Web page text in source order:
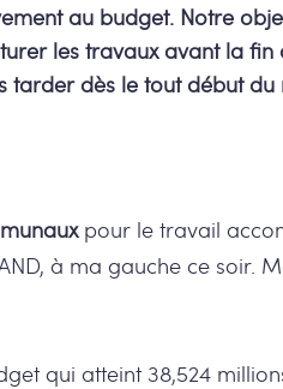
au budget. Notre
les travaux avant la fin
tarder dès le tout début du
pour le travail
à ma gauche ce soir.
qui atteint 38,524